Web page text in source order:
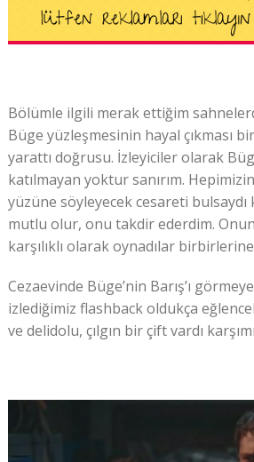
Bölümle ilgili merak ettiğim
Büge yüzleşmesinin hayal çıkması bir
yarattı doğrusu. İzleyiciler olarak
katılmayan yoktur sanırım.
yüzüne söyleyecek cesareti bulsaydı
mutlu olur, onu takdir ederdim.
karşılıklı olarak oynadılar
Cezaevinde Büge’nin Barış’ı
izlediğimiz flashback oldukça
ve delidolu, çılgın bir çift vardı